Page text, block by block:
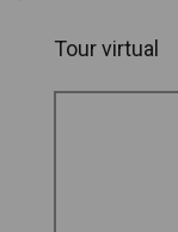
Tour virtual